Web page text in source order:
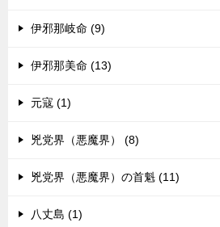
伊邪那岐命 (9)
伊邪那美命 (13)
元寇 (1)
兇党界（悪魔界） (8)
兇党界（悪魔界）の首魁 (11)
八丈島 (1)